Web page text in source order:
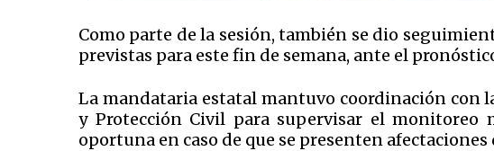
Como parte de la sesión, también se dio
previstas para este fin de semana, ante el
La mandataria estatal mantuvo coordinación con
y Protección Civil para supervisar el monitoreo
oportuna en caso de que se presenten